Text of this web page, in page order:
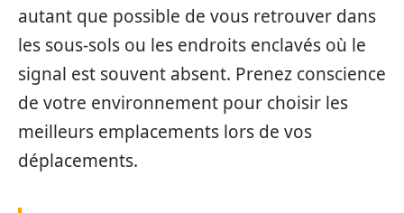
autant que possible de vous retrouver dans
les sous-sols ou les endroits enclavés où le
signal est souvent absent. Prenez conscience
de votre environnement pour choisir les
meilleurs emplacements lors de vos
déplacements.